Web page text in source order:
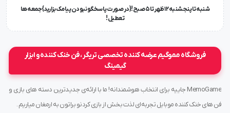
شنبه تا پنجشنبه ۱۲ ظهر تا 5 صبح!{در صورت پاسخگو نبودن پیامک بزارید} جمعه ها
تعطیل !
فروشگاه مموگیم عرضه کننده تخصصی تریگر ، فن خنک کننده و ابزار
گیمینگ
MemoGame جاییه برای انتخاب هوشمندانه! ما با ارائه‌ی جدیدترین دسته های بازی و
فن های خنک کننده موبایل تجربه‌ای لذت بخش از بازی کردنو براتون به ارمغان میاریم .